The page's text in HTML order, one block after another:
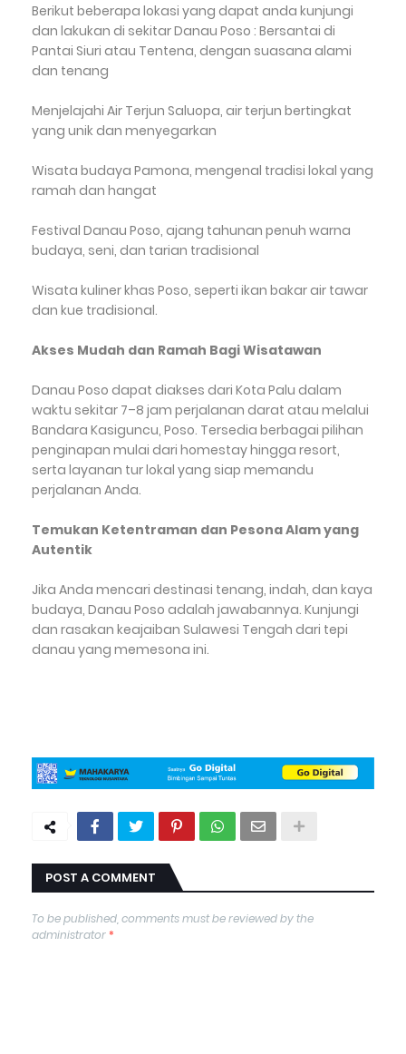
Berikut beberapa lokasi yang dapat anda kunjungi
dan lakukan di sekitar Danau Poso : Bersantai di
Pantai Siuri atau Tentena, dengan suasana alami
dan tenang
Menjelajahi Air Terjun Saluopa, air terjun bertingkat
yang unik dan menyegarkan
Wisata budaya Pamona, mengenal tradisi lokal yang
ramah dan hangat
Festival Danau Poso, ajang tahunan penuh warna
budaya, seni, dan tarian tradisional
Wisata kuliner khas Poso, seperti ikan bakar air tawar
dan kue tradisional.
Akses Mudah dan Ramah Bagi Wisatawan
Danau Poso dapat diakses dari Kota Palu dalam
waktu sekitar 7–8 jam perjalanan darat atau melalui
Bandara Kasiguncu, Poso. Tersedia berbagai pilihan
penginapan mulai dari homestay hingga resort,
serta layanan tur lokal yang siap memandu
perjalanan Anda.
Temukan Ketentraman dan Pesona Alam yang
Autentik
Jika Anda mencari destinasi tenang, indah, dan kaya
budaya, Danau Poso adalah jawabannya. Kunjungi
dan rasakan keajaiban Sulawesi Tengah dari tepi
danau yang memesona ini.
POST A COMMENT
To be published, comments must be reviewed by the
administrator*